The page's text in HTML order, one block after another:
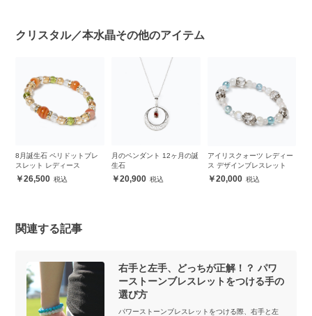
クリスタル／本水晶その他のアイテム
8月誕生石 ペリドットブレ
スレット レディース
26,500
月のペンダント 12ヶ月の誕
生石
20,900
アイリスクォーツ レディー
ス デザインブレスレット
20,000
関連する記事
右手と左手、どっちが正解！？ パワ
ーストーンブレスレットをつける手の
選び方
パワーストーンブレスレットをつける際、右手と左